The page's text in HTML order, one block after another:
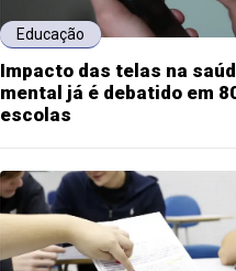
Educação
Impacto das telas na
mental já é debatido em
escolas